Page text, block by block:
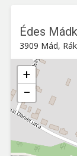
Édes
3909 Mád,
+
−
Édes
Rákóczi